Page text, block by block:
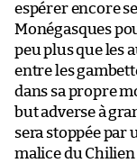
espérer encore
Monégasques
peu plus que les
entre les
dans sa propre
but adverse à
sera stoppée par
malice du